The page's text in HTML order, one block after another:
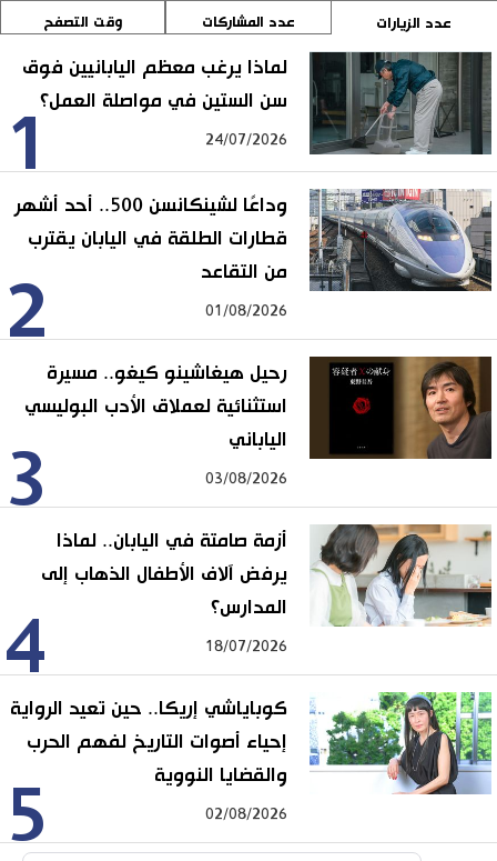
عدد الزيارات عدد المشاركات وقت التصفح
1
لماذا يرغب معظم اليابانيين فوق
سن الستين في مواصلة العمل؟
24/07/2026
2
وداعًا لشينكانسن 500.. أحد أشهر
قطارات الطلقة في اليابان يقترب
من التقاعد
01/08/2026
3
رحيل هيغاشينو كيغو.. مسيرة
استثنائية لعملاق الأدب البوليسي
الياباني
03/08/2026
4
أزمة صامتة في اليابان.. لماذا
يرفض آلاف الأطفال الذهاب إلى
المدارس؟
18/07/2026
5
كوباياشي إريكا.. حين تعيد الرواية
إحياء أصوات التاريخ لفهم الحرب
والقضايا النووية
02/08/2026